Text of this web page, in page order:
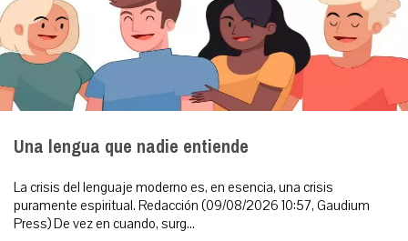
Una lengua que nadie entiende
La crisis del lenguaje moderno es, en esencia, una crisis
puramente espiritual. Redacción (09/08/2026 10:57, Gaudium
Press) De vez en cuando, surg...